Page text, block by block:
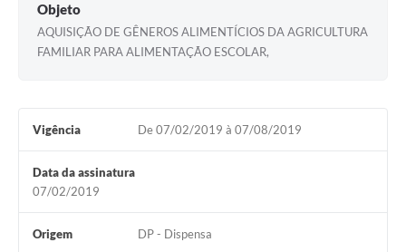
Objeto
AQUISIÇÃO DE GÊNEROS ALIMENTÍCIOS DA AGRICULTURA
FAMILIAR PARA ALIMENTAÇÃO ESCOLAR,
Vigência De 07/02/2019 à 07/08/2019
Data da assinatura
07/02/2019
Origem DP - Dispensa